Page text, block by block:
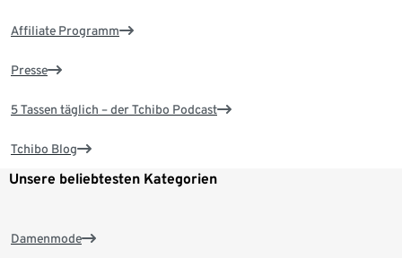
Affiliate Programm
Presse
5 Tassen täglich – der Tchibo Podcast
Tchibo Blog
Unsere beliebtesten Kategorien
Damenmode